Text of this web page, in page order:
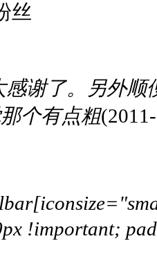
丝
感谢了。另外顺
个有点粗
!important;